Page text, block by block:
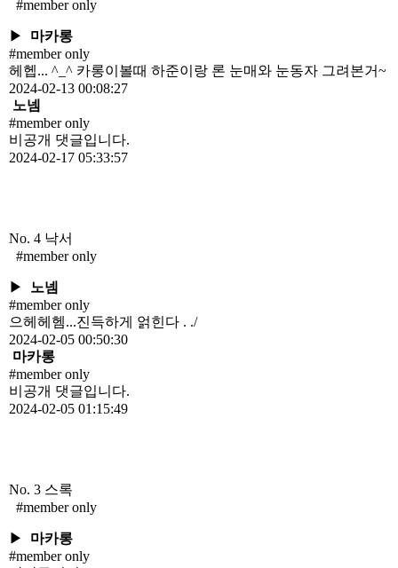
#member only
▶
마카롱
#member only
헤헵... ^_^ 카롱이볼때 하준이랑 론 눈매와 눈동자 그려본거~
2024-02-13 00:08:27
노넴
#member only
비공개 댓글입니다.
2024-02-17 05:33:57
No. 4 낙서
#member only
▶
노넴
#member only
으헤헤헴...진득하게 얽힌다 . ./
2024-02-05 00:50:30
마카롱
#member only
비공개 댓글입니다.
2024-02-05 01:15:49
No. 3 스록
#member only
▶
마카롱
#member only